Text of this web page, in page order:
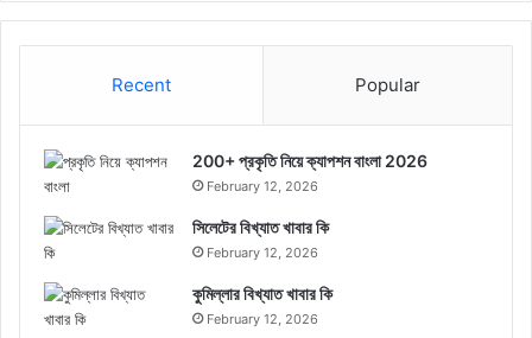
Recent Popular
200+ প্রকৃতি নিয়ে ক্যাপশন বাংলা 2026
February 12, 2026
সিলেটের বিখ্যাত খাবার কি
February 12, 2026
কুমিল্লার বিখ্যাত খাবার কি
February 12, 2026